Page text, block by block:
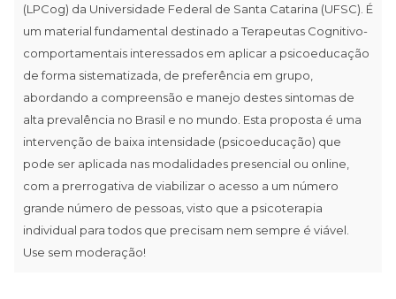
(LPCog) da Universidade Federal de Santa Catarina (UFSC). É
um material fundamental destinado a Terapeutas Cognitivo-
comportamentais interessados em aplicar a psicoeducação
de forma sistematizada, de preferência em grupo,
abordando a compreensão e manejo destes sintomas de
alta prevalência no Brasil e no mundo. Esta proposta é uma
intervenção de baixa intensidade (psicoeducação) que
pode ser aplicada nas modalidades presencial ou online,
com a prerrogativa de viabilizar o acesso a um número
grande número de pessoas, visto que a psicoterapia
individual para todos que precisam nem sempre é viável.
Use sem moderação!